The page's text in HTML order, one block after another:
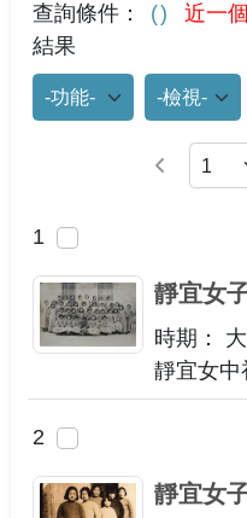
查詢條件： 近一
結果
功能選項
檢視模式
上一頁
1
靜宜女
時期：
靜宜女中
2
靜宜女